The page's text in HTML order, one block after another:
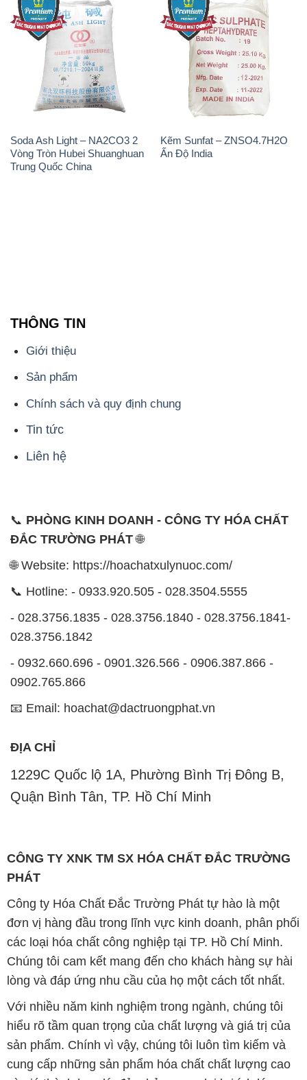
Soda Ash Light – NA2CO3 2
Vòng Tròn Hubei Shuanghuan
Trung Quốc China
Kẽm Sunfat – ZNSO4.7H2O
Ấn Độ India
THÔNG TIN
Giới thiệu
Sản phẩm
Chính sách và quy định chung
Tin tức
Liên hệ
📞 PHÒNG KINH DOANH - CÔNG TY HÓA CHẤT
ĐẮC TRƯỜNG PHÁT🌐
🌐 Website: https://hoachatxulynuoc.com/
📞 Hotline: - 0933.920.505 - 028.3504.5555
- 028.3756.1835 - 028.3756.1840 - 028.3756.1841-
028.3756.1842
- 0932.660.696 - 0901.326.566 - 0906.387.866 -
0902.765.866
📧 Email: hoachat@dactruongphat.vn
ĐỊA CHỈ
1229C Quốc lộ 1A, Phường Bình Trị Đông B,
Quận Bình Tân, TP. Hồ Chí Minh
CÔNG TY XNK TM SX HÓA CHẤT ĐẮC TRƯỜNG
PHÁT
Công ty Hóa Chất Đắc Trường Phát tự hào là một
đơn vị hàng đầu trong lĩnh vực kinh doanh, phân phối
các loại hóa chất công nghiệp tại TP. Hồ Chí Minh.
Chúng tôi cam kết mang đến cho khách hàng sự hài
lòng và đáp ứng nhu cầu của họ một cách tốt nhất.
Với nhiều năm kinh nghiệm trong ngành, chúng tôi
hiểu rõ tầm quan trọng của chất lượng và giá trị của
sản phẩm. Chính vì vậy, chúng tôi luôn tìm kiếm và
cung cấp những sản phẩm hóa chất chất lượng cao